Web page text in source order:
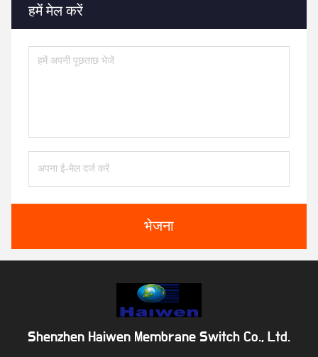
हमें मेल करें
भेजना
Shenzhen Haiwen Membrane Switch Co., Ltd.